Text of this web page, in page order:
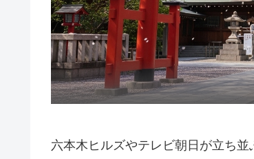
六本木ヒルズやテレビ朝日が立ち